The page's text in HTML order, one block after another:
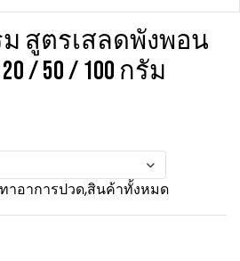
สูตรเสลดพังพอน
/ 50 / 100 กรัม
าอาการปวด,สินค้าทั้งหมด